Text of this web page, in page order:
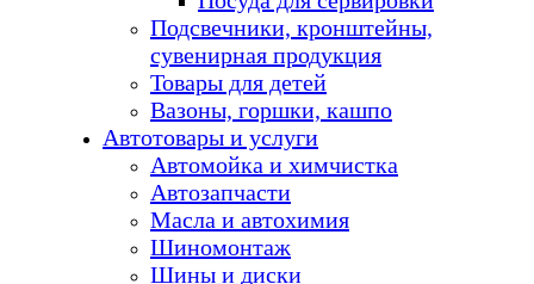
Подсвечники, кронштейны,
сувенирная продукция
Товары для детей
Вазоны, горшки, кашпо
Автотовары и услуги
Автомойка и химчистка
Автозапчасти
Масла и автохимия
Шиномонтаж
Шины и диски